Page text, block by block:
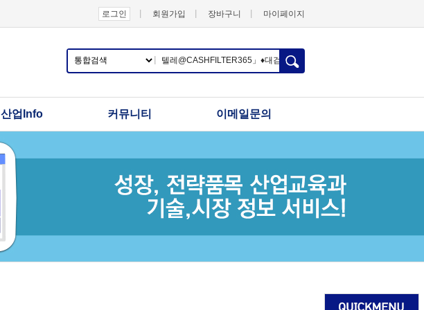
로그인 회원가입 장바구니 마이페이지
산업Info 커뮤니티 이메일문의